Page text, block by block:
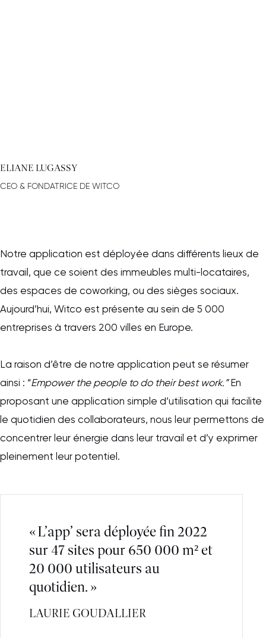
ELIANE LUGASSY
CEO & FONDATRICE DE WITCO
Notre application est déployée dans différents lieux de
travail, que ce soient des immeubles multi-locataires,
des espaces de coworking, ou des sièges sociaux.
Aujourd’hui, Witco est présente au sein de 5 000
entreprises à travers 200 villes en Europe.
La raison d’être de notre application peut se résumer
ainsi : “Empower the people to do their best work.”En
proposant une application simple d’utilisation qui facilite
le quotidien des collaborateurs, nous leur permettons de
concentrer leur énergie dans leur travail et d’y exprimer
pleinement leur potentiel.
« L’app’ sera déployée fin 2022
sur 47 sites pour 650 000 m² et
20 000 utilisateurs au
quotidien. »
LAURIE GOUDALLIER